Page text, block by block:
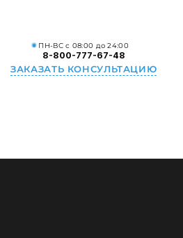
ПН-ВС с 08:00 до 24:00
8-800-777-67-48
ЗАКАЗАТЬ КОНСУЛЬТАЦИЮ